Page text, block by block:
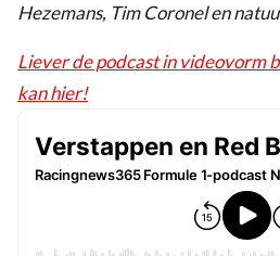
Hezemans, Tim Coronel en
Liever de podcast in videovorm
kan hier!